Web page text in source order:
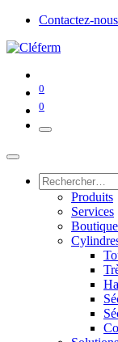
Contactez-nous
0
0
Produits
Services
Boutique